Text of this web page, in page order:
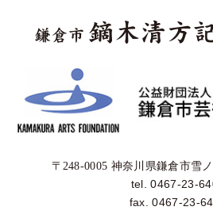
〒248-0005 神奈川県鎌倉市雪
tel. 0467-23-
fax. 0467-23-